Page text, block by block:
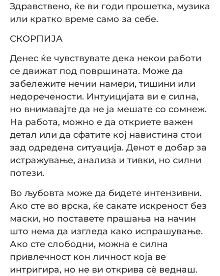
Здравствено, ќе ви годи прошетка, музика
или кратко време само за себе.
СКОРПИЈА
Денес ќе чувствувате дека некои работи
се движат под површината. Може да
забележите нечии намери, тишини или
недоречености. Интуицијата ви е силна,
но внимавајте да не ја мешате со сомнеж.
На работа, можно е да откриете важен
детал или да сфатите кој навистина стои
зад одредена ситуација. Денот е добар за
истражување, анализа и тивки, но силни
потези.
Во љубовта може да бидете интензивни.
Ако сте во врска, ќе сакате искреност без
маски, но поставете прашања на начин
што нема да изгледа како испрашување.
Ако сте слободни, можна е силна
привлечност кон личност која ве
интригира, но не ви открива сè веднаш.